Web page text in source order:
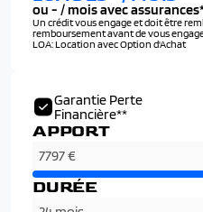
Feux led adaptive vision
intégrée)
Frein à main automatique
avec détection piétons et
Freinage d'urgence
intersection
Jantes alliage 19" komah
Limiteur de vitesse
Garantie Perte
Financière**
APPORT
DURÉE
ou - / mois avec
Un crédit vous engage et doit être
remboursement avant de vous
LOA: Location avec Option d'Achat